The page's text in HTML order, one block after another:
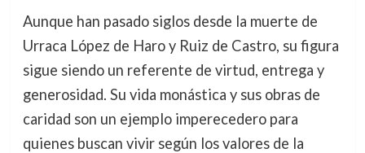
Aunque han pasado siglos desde la muerte de
Urraca López de Haro y Ruiz de Castro, su figura
sigue siendo un referente de virtud, entrega y
generosidad. Su vida monástica y sus obras de
caridad son un ejemplo imperecedero para
quienes buscan vivir según los valores de la